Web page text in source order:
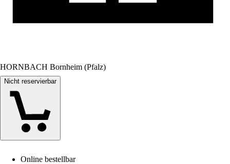
HORNBACH Bornheim (Pfalz)
Nicht reservierbar
Online bestellbar